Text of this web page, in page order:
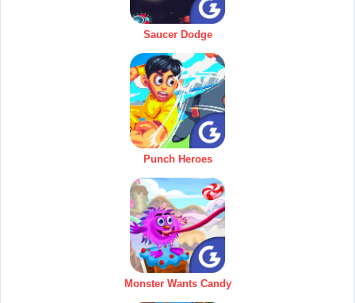
Saucer Dodge
Punch Heroes
Monster Wants Candy